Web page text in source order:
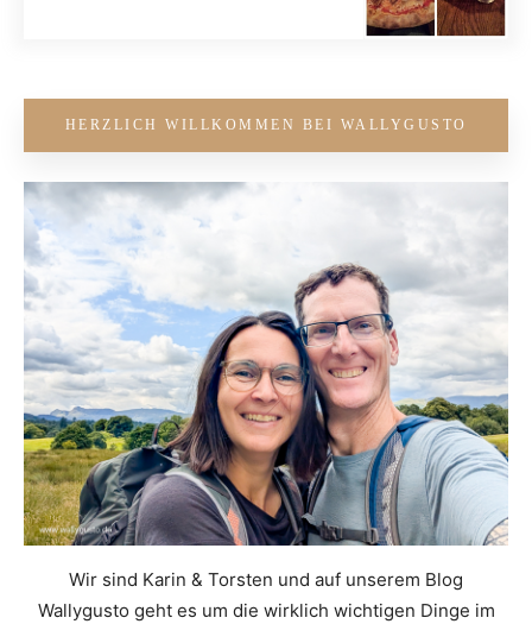
HERZLICH WILLKOMMEN BEI WALLYGUSTO
Wir sind Karin & Torsten und auf unserem Blog
Wallygusto geht es um die wirklich wichtigen Dinge im